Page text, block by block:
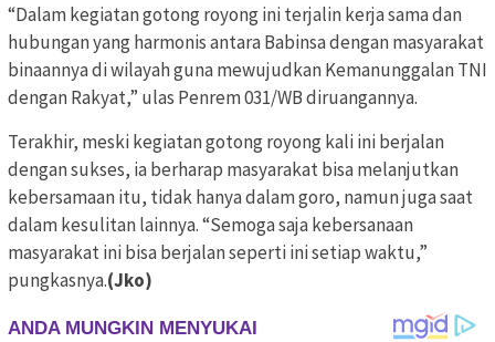
“Dalam kegiatan gotong royong ini terjalin kerja sama dan
hubungan yang harmonis antara Babinsa dengan masyarakat
binaannya di wilayah guna mewujudkan Kemanunggalan TNI
dengan Rakyat,” ulas Penrem 031/WB diruangannya.
Terakhir, meski kegiatan gotong royong kali ini berjalan
dengan sukses, ia berharap masyarakat bisa melanjutkan
kebersamaan itu, tidak hanya dalam goro, namun juga saat
dalam kesulitan lainnya. “Semoga saja kebersanaan
masyarakat ini bisa berjalan seperti ini setiap waktu,”
pungkasnya.(Jko)